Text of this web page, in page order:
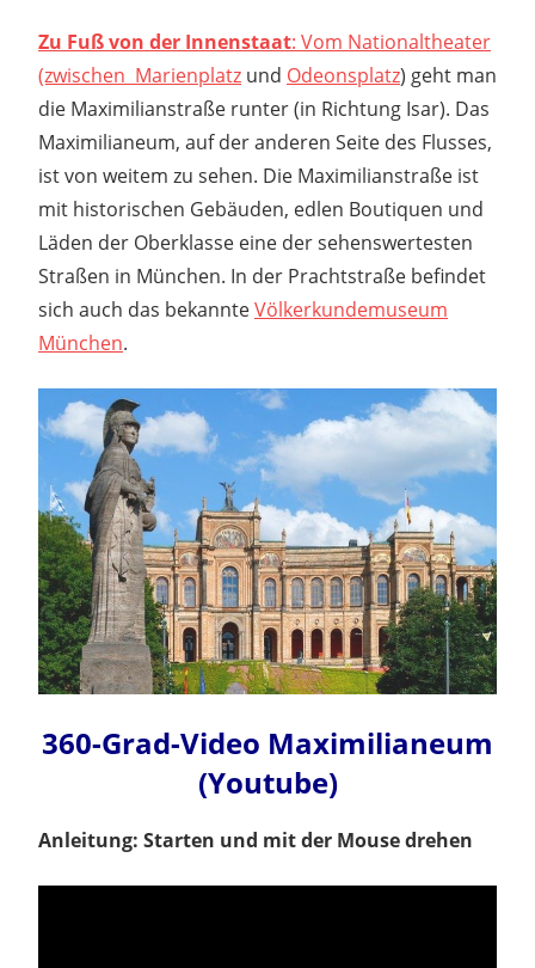
Zu Fuß von der Innenstaat: Vom Nationaltheater
(zwischen Marienplatz und Odeonsplatz) geht man
die Maximilianstraße runter (in Richtung Isar). Das
Maximilianeum, auf der anderen Seite des Flusses,
ist von weitem zu sehen. Die Maximilianstraße ist
mit historischen Gebäuden, edlen Boutiquen und
Läden der Oberklasse eine der sehenswertesten
Straßen in München. In der Prachtstraße befindet
sich auch das bekannteVölkerkundemuseum
München.
360-Grad-Video Maximilianeum
(Youtube)
Anleitung: Starten und mit der Mouse drehen